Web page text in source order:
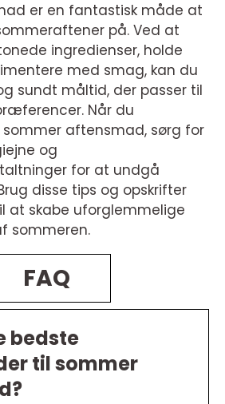
er en fantastisk måde at
på. Ved at
ingredienser, holde
med smag, kan du
sundt måltid, der passer til
Når du
aftensmad, sørg for
og
for at undgå
disse tips og opskrifter
at skabe uforglemmelige
sommeren.
FAQ
bedste
til sommer